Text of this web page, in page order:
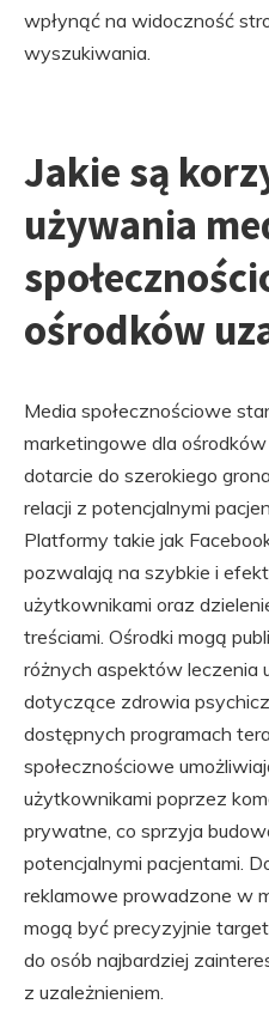
wpłynąć na widoczność
wyszukiwania.
Jakie są
używania
ośrodków
Media społecznościowe
marketingowe dla
dotarcie do szerokiego
relacji z potencjalnymi
Platformy takie jak
pozwalają na szybkie i
użytkownikami oraz
treściami. Ośrodki mogą
różnych aspektów leczenia
dotyczące zdrowia
dostępnych programach
społecznościowe
użytkownikami poprzez
prywatne, co sprzyja
potencjalnymi pacjentami.
reklamowe prowadzone w
mogą być precyzyjnie
do osób najbardziej
z uzależnieniem.